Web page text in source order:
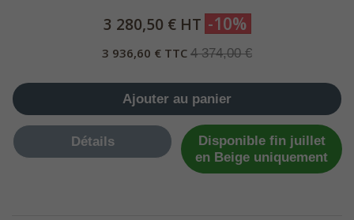
3 280,50 € HT -10%
3 936,60 € TTC 4 374,00 €
Ajouter au panier
Détails
Disponible fin juillet
en Beige uniquement